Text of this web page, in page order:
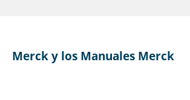
Merck y los Manuales Merck